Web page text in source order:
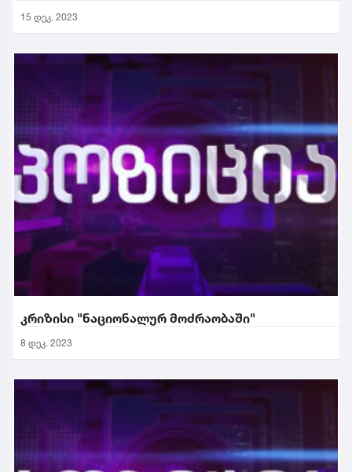
15 დეკ. 2023
კრიზისი "ნაციონალურ მოძრაობაში"
8 დეკ. 2023